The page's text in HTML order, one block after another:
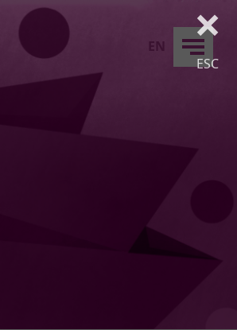
×
ESC